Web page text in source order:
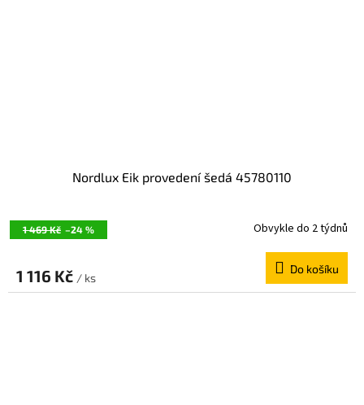
1 469 Kč –24 %
Nordlux Eik provedení šedá 45780110
Obvykle do 2 týdnů
1 116 Kč / ks
Do košíku